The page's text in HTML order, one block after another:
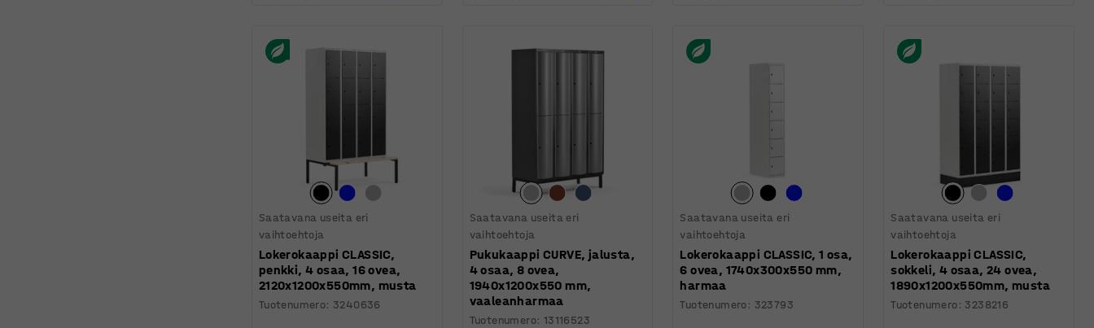
Saatavana useita eri
vaihtoehtoja
Lokerokaappi CLASSIC,
penkki, 4 osaa, 16 ovea,
2120x1200x550mm, musta
Tuotenumero: 3240636
Saatavana useita eri
vaihtoehtoja
Pukukaappi CURVE, jalusta,
4 osaa, 8 ovea,
1940x1200x550 mm,
vaaleanharmaa
Tuotenumero: 13116523
Saatavana useita eri
vaihtoehtoja
Lokerokaappi CLASSIC, 1 osa,
6 ovea, 1740x300x550 mm,
harmaa
Tuotenumero: 323793
Saatavana useita eri
vaihtoehtoja
Lokerokaappi CLASSIC,
sokkeli, 4 osaa, 24 ovea,
1890x1200x550mm, musta
Tuotenumero: 3238216